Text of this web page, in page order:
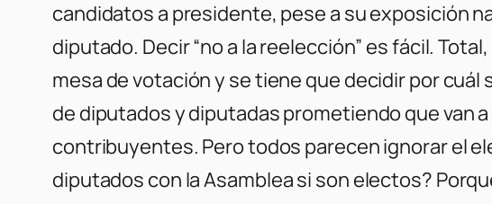
candidatos a presidente, pese a su exposición
diputado. Decir “no a la reelección” es fácil.
mesa de votación y se tiene que decidir por cuál
de diputados y diputadas prometiendo que van
contribuyentes. Pero todos parecen ignorar el
diputados con la Asamblea si son electos?